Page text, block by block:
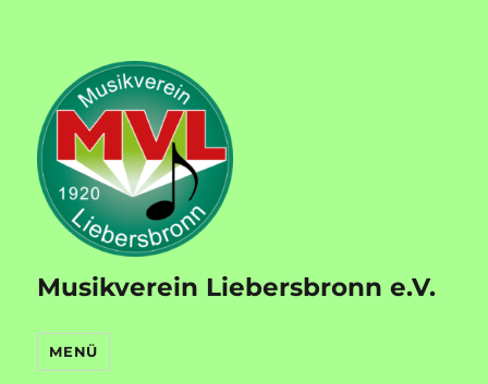
Musikverein Liebersbronn e.V.
MENÜ